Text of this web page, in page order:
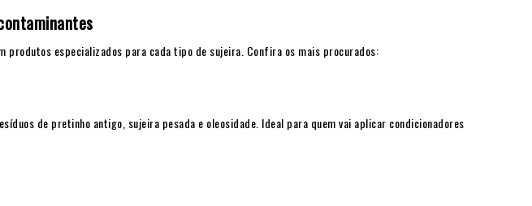
produtos especializados para cada tipo de sujeira. Confira os mais procurados:
de pretinho antigo, sujeira pesada e oleosidade. Ideal para quem vai aplicar condicionadores